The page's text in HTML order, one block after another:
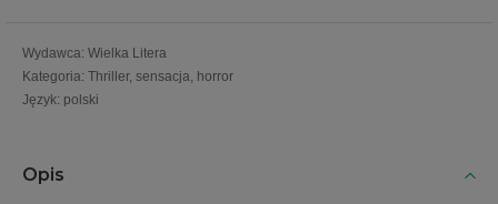
Wydawca: Wielka Litera
Kategoria: Thriller, sensacja, horror
Język: polski
Opis